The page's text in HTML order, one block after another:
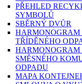
PŘEHLED
SYMBOLŮ
SBĚRNÝ DVŮR
HARMONOGRAM
TŘÍDĚNÉHO
HARMONOGRAM
SMĚSNÉHO
ODPADU
MAPA